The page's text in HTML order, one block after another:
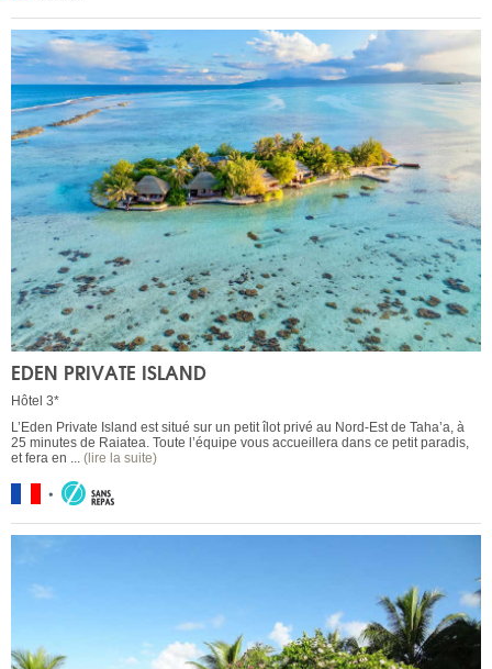
EDEN PRIVATE ISLAND
Hôtel 3*
L’Eden Private Island est situé sur un petit îlot privé au Nord-Est de Taha’a, à
25 minutes de Raiatea. Toute l’équipe vous accueillera dans ce petit paradis,
et fera en ... (lire la suite)